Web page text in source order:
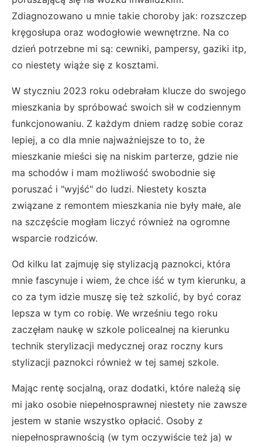
Zdiagnozowano u mnie takie choroby jak: rozszczep
kręgosłupa oraz wodogłowie wewnętrzne. Na co
dzień potrzebne mi są: cewniki, pampersy, gaziki itp,
co niestety wiąże się z kosztami.
W styczniu 2023 roku odebrałam klucze do swojego
mieszkania by spróbować swoich sił w codziennym
funkcjonowaniu. Z każdym dniem radzę sobie coraz
lepiej, a co dla mnie najważniejsze to to, że
mieszkanie mieści się na niskim parterze, gdzie nie
ma schodów i mam możliwość swobodnie się
poruszać i "wyjść" do ludzi. Niestety koszta
związane z remontem mieszkania nie były małe, ale
na szczęście mogłam liczyć również na ogromne
wsparcie rodziców.
Od kilku lat zajmuję się stylizacją paznokci, która
mnie fascynuje i wiem, że chce iść w tym kierunku, a
co za tym idzie muszę się też szkolić, by być coraz
lepsza w tym co robię. We wrześniu tego roku
zaczęłam naukę w szkole policealnej na kierunku
technik sterylizacji medycznej oraz roczny kurs
stylizacji paznokci również w tej samej szkole.
Mając rentę socjalną, oraz dodatki, które należą się
mi jako osobie niepełnosprawnej niestety nie zawsze
jestem w stanie wszystko opłacić. Osoby z
niepełnosprawnością (w tym oczywiście też ja) w